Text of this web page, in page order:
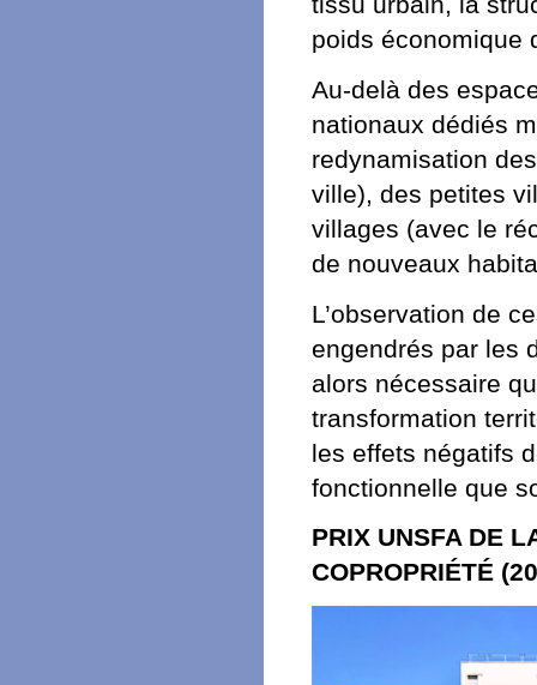
poids économique
Au-delà des
nationaux dédiés
redynamisation
ville), des petites
villages (avec le
de nouveaux
L’observation de
engendrés par les
alors nécessaire
transformation
les effets négatifs
fonctionnelle que
PRIX UNSFA DE
COPROPRIÉTÉ